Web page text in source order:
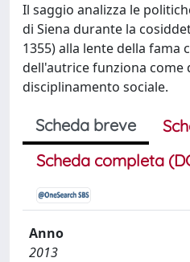
Il saggio analizza le
di Siena durante la
1355) alla lente della fama
dell'autrice funziona come
disciplinamento sociale.
Scheda breve
Scheda completa
Anno
2013